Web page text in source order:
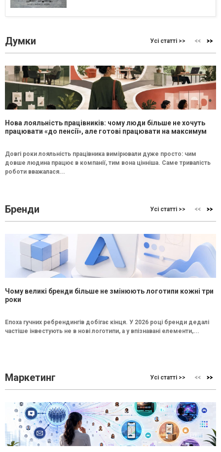
Думки Усі статті >>
Нова лояльність працівників: чому люди більше не хочуть
працювати «до пенсії», але готові працювати на максимум
Довгі роки лояльність працівника вимірювали дуже просто: чим
довше людина працює в компанії, тим вона цінніша. Саме тривалість
роботи вважалася...
Бренди Усі статті >>
Чому великі бренди більше не змінюють логотипи кожні три
роки
Епоха гучних ребрендингів добігає кінця. У 2026 році бренди дедалі
частіше інвестують не в нові логотипи, а у впізнавані елементи,...
Маркетинг Усі статті >>